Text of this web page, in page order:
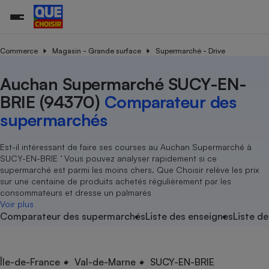
Commerce Magasin - Grande surface Supermarché - Drive
Auchan Supermarché SUCY-EN-
BRIE (94370) Comparateur des
supermarchés
Est-il intéressant de faire ses courses au Auchan Supermarché à
SUCY-EN-BRIE ’ Vous pouvez analyser rapidement si ce
supermarché est parmi les moins chers. Que Choisir relève les prix
sur une centaine de produits achetés régulièrement par les
consommateurs et dresse un palmarès
Voir plus
Comparateur des supermarchésListe des enseignesListe
Île-de-France Val-de-Marne SUCY-EN-BRIE
Additifs
Agriculture
Produit alimentaire
Achat - Vente - Location
Carburant
Magasin - Grande surface
Marketing - Fidélisation
Organismes de défense
Système judiciairegratuit
Air
Déchet
Eau
Achat - Vente - Travaux
Location
Sport
Vacances - Tourisme
Démarche administrative
Senior
Service marchand
Train
Transport aérien
Toutes les actualités
Enquêtes
Guides d'achat
Conseils
Brèves
Tous les services
Soumettre un litige
Lettres types
Rencontrer une association locale
Tous nos combats
Nos actions
Nos grandes victoires
Les billets de la présidente
Nos associations locales
Nous rejoindre
En savoir plus sur Que Choisir Ensemble
?
L’association
Nos missions
Notre méthodologie
Notre financement
Nos partenaires
Nous rejoindre